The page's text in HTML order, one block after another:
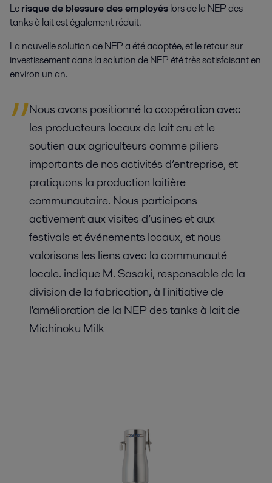
Lerisque de blessure des employéslors de la NEP des
tanks à lait est également réduit.
La nouvelle solution de NEP a été adoptée, et le retour sur
investissement dans la solution de NEP été très satisfaisant en
environ un an.
Nous avons positionné la coopération avec
les producteurs locauxde lait cruet le
soutien aux agriculteurs comme piliers
importants de nos activités d’entreprise, et
pratiquons la production laitière
communautaire. Nous participons
activement aux visites d’usines et aux
festivals et événements locaux, et nous
valorisons les liens avec la communauté
locale. indique M. Sasaki, responsable de la
division de la fabrication, à l'initiative de
l'amélioration de la NEP des tanks à lait de
Michinoku Milk